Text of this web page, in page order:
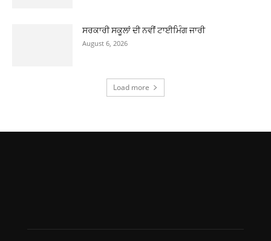
ਸਰਕਾਰੀ ਸਕੂਲਾਂ ਦੀ ਨਵੀਂ ਟਾਈਮਿੰਗ ਜਾਰੀ
August 6, 2026
Load more